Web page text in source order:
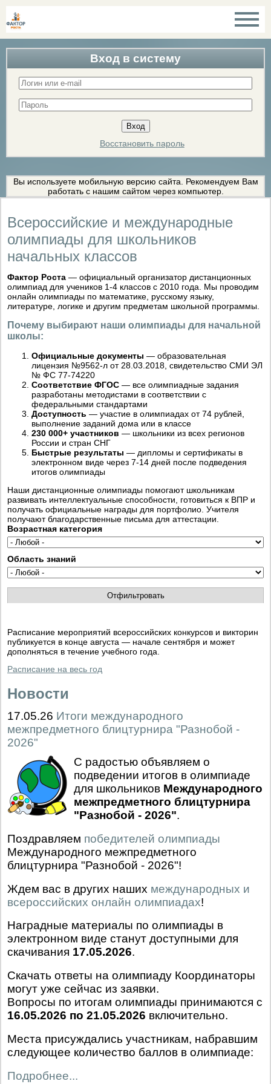
Вход в систему
Восстановить пароль
Вы используете мобильную версию сайта. Рекомендуем Вам
работать с нашим сайтом через компьютер.
Всероссийские и международные
олимпиады для школьников
начальных классов
Фактор Роста — официальный организатор дистанционных
олимпиад для учеников 1-4 классов с 2010 года. Мы проводим
онлайн олимпиады по математике, русскому языку,
литературе, логике и другим предметам школьной программы.
Почему выбирают наши олимпиады для начальной
школы:
Официальные документы — образовательная
лицензия №9562-л от 28.03.2018, свидетельство СМИ ЭЛ
№ ФС 77-74220
Соответствие ФГОС — все олимпиадные задания
разработаны методистами в соответствии с
федеральными стандартами
Доступность — участие в олимпиадах от 74 рублей,
выполнение заданий дома или в классе
230 000+ участников — школьники из всех регионов
России и стран СНГ
Быстрые результаты — дипломы и сертификаты в
электронном виде через 7-14 дней после подведения
итогов олимпиады
Наши дистанционные олимпиады помогают школьникам
развивать интеллектуальные способности, готовиться к ВПР и
получать официальные награды для портфолио. Учителя
получают благодарственные письма для аттестации.
Возрастная категория
Область знаний
Расписание мероприятий всероссийских конкурсов и викторин
публикуется в конце августа — начале сентября и может
дополняться в течение учебного года.
Расписание на весь год
Новости
17.05.26 Итоги международного
межпредметного блицтурнира "Разнобой -
2026"
С радостью объявляем о
подведении итогов в олимпиаде
для школьников Международного
межпредметного блицтурнира
"Разнобой - 2026".
Поздравляем победителей олимпиады
Международного межпредметного
блицтурнира "Разнобой - 2026"!
Ждем вас в других наших международных и
всероссийских онлайн олимпиадах!
Наградные материалы по олимпиады в
электронном виде станут доступными для
скачивания 17.05.2026.
Скачать ответы на олимпиаду Координаторы
могут уже сейчас из заявки.
Вопросы по итогам олимпиады принимаются с
16.05.2026 по 21.05.2026 включительно.
Места присуждались участникам, набравшим
следующее количество баллов в олимпиаде:
Подробнее...